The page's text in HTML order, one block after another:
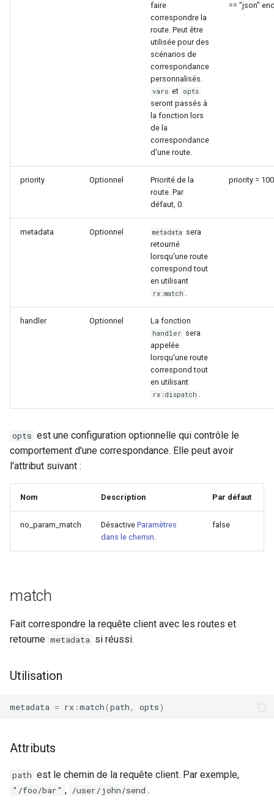
phantom-token
push-stream
redis2
request-cookies-filter
rewrite-status
rtmp
secure-token
security-headers
server-redirect
set-misc
shibboleth
sorted-args
faire
correspondre la
route. Peut être
utilisée pour des
scénarios de
correspondance
personnalisés.
vars et opts
seront passés à
la fonction lors
de la
correspondance
d'une route.
== "json"
priority Optionnel
Priorité de la
route. Par
défaut, 0.
priority = 100
metadata Optionnel metadata sera
retourné
lorsqu'une route
correspond tout
en utilisant
rx:match .
handler Optionnel La fonction
handler sera
appelée
lorsqu'une route
correspond tout
en utilisant
rx:dispatch .
opts est une configuration optionnelle qui contrôle le
comportement d'une correspondance. Elle peut avoir
l'attribut suivant :
Nom Description Par défaut
no_param_match Désactive Paramètres
dans le chemin.
false
match
Fait correspondre la requête client avec les routes et
retourne metadata si réussi.
Utilisation
metadata = rx :match(path opts)
Attributs
path est le chemin de la requête client. Par exemple,
"/foo/bar" , /user/john/send .